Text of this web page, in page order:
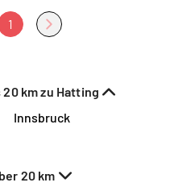
1
km zu Hatting
Innsbruck
20 km